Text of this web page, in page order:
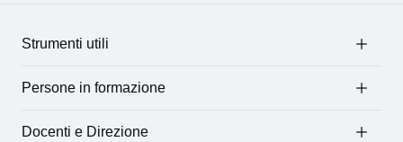
Strumenti utili
Persone in formazione
Docenti e Direzione